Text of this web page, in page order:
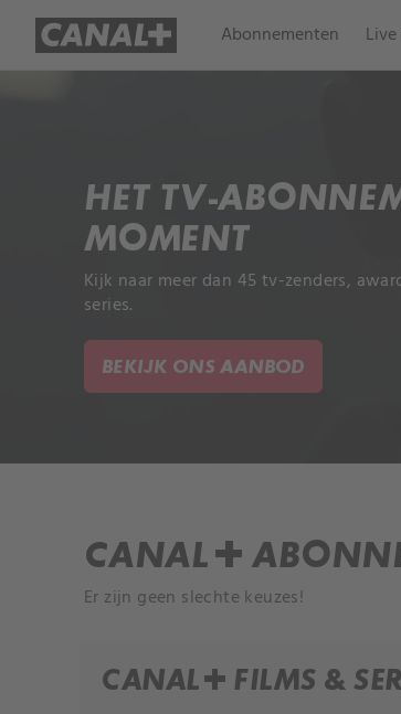
Abonnementen Live
HET TV-
MOMENT
Kijk naar meer dan 45 tv-zenders,
series.
BEKIJK ONS AANBOD
CANAL+
Er zijn geen slechte keuzes!
CANAL+ FILMS &